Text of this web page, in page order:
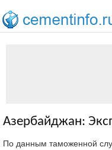
Азербайджан:
По данным таможенной